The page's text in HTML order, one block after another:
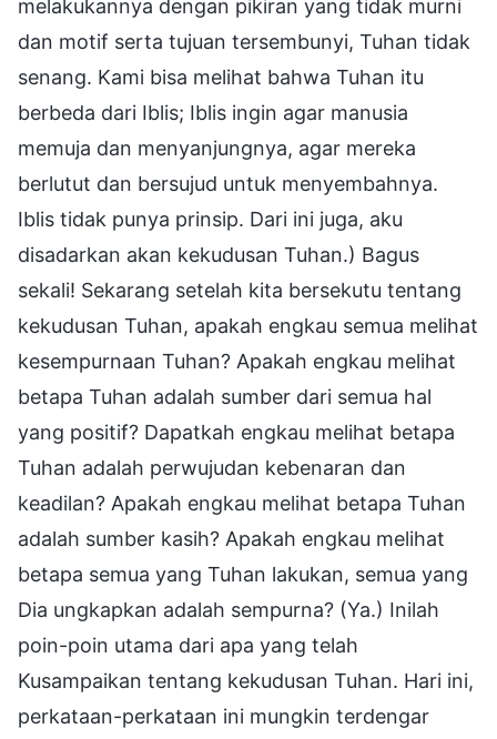
melakukannya dengan pikiran yang tidak murni
dan motif serta tujuan tersembunyi, Tuhan tidak
senang. Kami bisa melihat bahwa Tuhan itu
berbeda dari Iblis; Iblis ingin agar manusia
memuja dan menyanjungnya, agar mereka
berlutut dan bersujud untuk menyembahnya.
Iblis tidak punya prinsip. Dari ini juga, aku
disadarkan akan kekudusan Tuhan.) Bagus
sekali! Sekarang setelah kita bersekutu tentang
kekudusan Tuhan, apakah engkau semua melihat
kesempurnaan Tuhan? Apakah engkau melihat
betapa Tuhan adalah sumber dari semua hal
yang positif? Dapatkah engkau melihat betapa
Tuhan adalah perwujudan kebenaran dan
keadilan? Apakah engkau melihat betapa Tuhan
adalah sumber kasih? Apakah engkau melihat
betapa semua yang Tuhan lakukan, semua yang
Dia ungkapkan adalah sempurna? (Ya.) Inilah
poin-poin utama dari apa yang telah
Kusampaikan tentang kekudusan Tuhan. Hari ini,
perkataan-perkataan ini mungkin terdengar